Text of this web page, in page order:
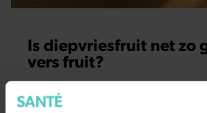
Is diepvriesfruit net zo
vers fruit?
supermarkt: kies je voor dat bakje